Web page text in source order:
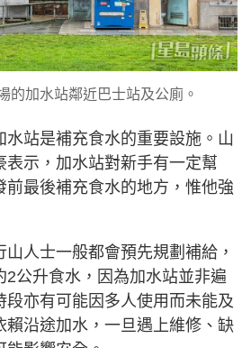
的加水站鄰近巴士站及公廁。
水站是補充食水的重要設施。山
表示，加水站對新手有一定幫
前最後補充食水的地方，惟他強
人士一般都會預先規劃補給，
2公升食水，因為加水站並非遍
段亦有可能因多人使用而未能及
賴沿途加水，一旦遇上維修、缺